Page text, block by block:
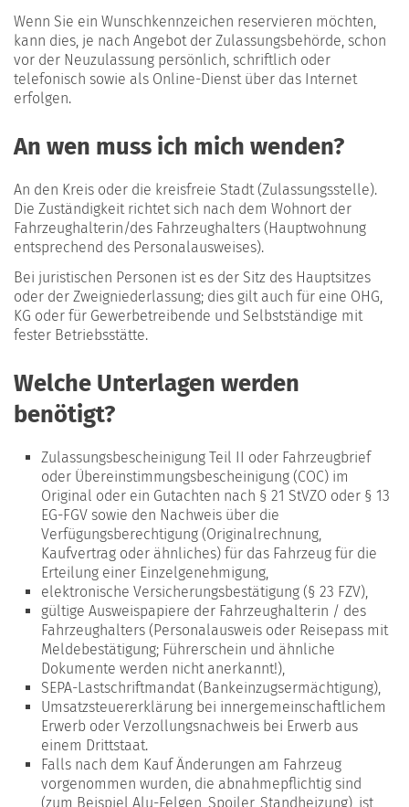
Wenn Sie ein Wunschkennzeichen reservieren möchten,
kann dies, je nach Angebot der Zulassungsbehörde, schon
vor der Neuzulassung persönlich, schriftlich oder
telefonisch sowie als Online-Dienst über das Internet
erfolgen.
An wen muss ich mich wenden?
An den Kreis oder die kreisfreie Stadt (Zulassungsstelle).
Die Zuständigkeit richtet sich nach dem Wohnort der
Fahrzeughalterin/des Fahrzeughalters (Hauptwohnung
entsprechend des Personalausweises).
Bei juristischen Personen ist es der Sitz des Hauptsitzes
oder der Zweigniederlassung; dies gilt auch für eine OHG,
KG oder für Gewerbetreibende und Selbstständige mit
fester Betriebsstätte.
Welche Unterlagen werden
benötigt?
Zulassungsbescheinigung Teil II oder Fahrzeugbrief
oder Übereinstimmungsbescheinigung (COC) im
Original oder ein Gutachten nach § 21 StVZO oder § 13
EG-FGV sowie den Nachweis über die
Verfügungsberechtigung (Originalrechnung,
Kaufvertrag oder ähnliches) für das Fahrzeug für die
Erteilung einer Einzelgenehmigung,
elektronische Versicherungsbestätigung (§ 23 FZV),
gültige Ausweispapiere der Fahrzeughalterin / des
Fahrzeughalters (Personalausweis oder Reisepass mit
Meldebestätigung; Führerschein und ähnliche
Dokumente werden nicht anerkannt!),
SEPA-Lastschriftmandat (Bankeinzugsermächtigung),
Umsatzsteuererklärung bei innergemeinschaftlichem
Erwerb oder Verzollungsnachweis bei Erwerb aus
einem Drittstaat.
Falls nach dem Kauf Änderungen am Fahrzeug
vorgenommen wurden, die abnahmepflichtig sind
(zum Beispiel Alu-Felgen, Spoiler, Standheizung), ist